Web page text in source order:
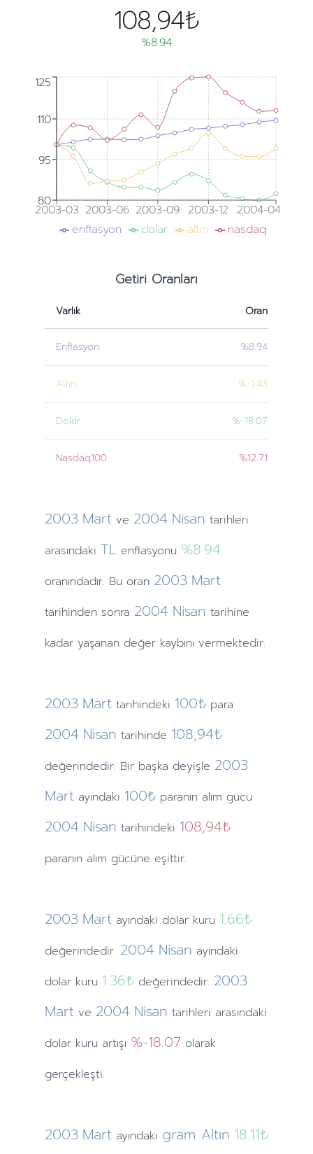
108,94₺
%8.94
2003-03 2003-06 2003-09 2003-12 2004-04
80
95
110
125
80
95
110
125
enflasyon dolar altın nasdaq
Getiri Oranları
Varlık Oran
Enflasyon %8.94
Altın %-1.43
Dolar %-18.07
Nasdaq100 %12.71
2003 Mart ve 2004 Nisan tarihleri
arasındaki TLenflasyonu %8.94
oranındadır. Bu oran 2003 Mart
tarihindensonra 2004 Nisan tarihine
kadar yaşanan değer kaybını vermektedir.
2003 Mart tarihindeki 100₺ para
2004 Nisan tarihinde 108,94₺
değerindedir. Bir başka deyişle 2003
Mart ayındaki 100₺ paranın alım gücü
2004 Nisan tarihindeki 108,94₺
paranın alım gücüne eşittir.
2003 Mart ayındaki dolar kuru 1.66₺
değerindedir. 2004 Nisan ayındaki
dolar kuru 1.36₺değerindedir. 2003
Mart ve 2004 Nisan tarihleri arasındaki
dolar kuru artışı %-18.07 olarak
gerçekleşti.
2003 Mart ayındaki gram Altın 18.11₺